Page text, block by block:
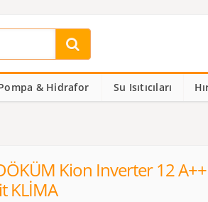
& Hidrafor Su Isıtıcıları
Kion Inverter 12 A++
KLİMA